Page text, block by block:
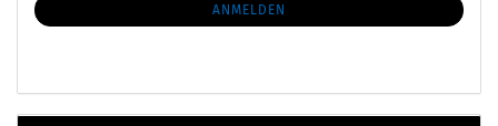
ANMELDUNG
ANMELDEN